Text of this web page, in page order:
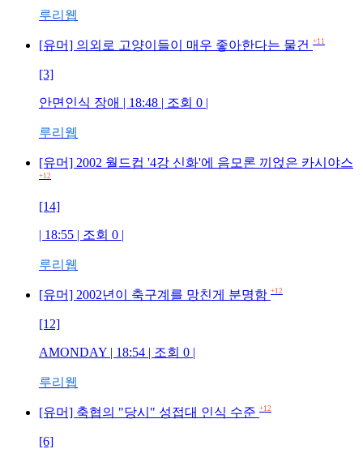
루리웹
[유머] 의외로 고양이들이 매우 좋아한다는 물건 +11
[3]
안면인식 장애 | 18:48 | 조회 0 |
루리웹
[유머] 2002 월드컵 '4강 신화'에 음모론 끼얹은 카시야스
+12
[14]
| 18:55 | 조회 0 |
루리웹
[유머] 2002년이 축구계를 망친게 분명함 +12
[12]
AMONDAY | 18:54 | 조회 0 |
루리웹
[유머] 축협의 "당시" 성접대 인식 수준 +12
[6]